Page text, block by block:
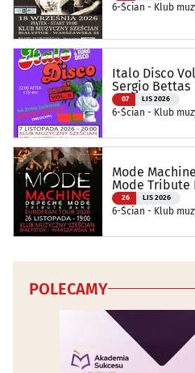
6-Ścian - Klub
Italo Disco
Sergio Bettas
07 LIS 2026
6-Ścian - Klub
Mode
Mode Tribute
26 LIS 2026
6-Ścian - Klub
POLECAMY